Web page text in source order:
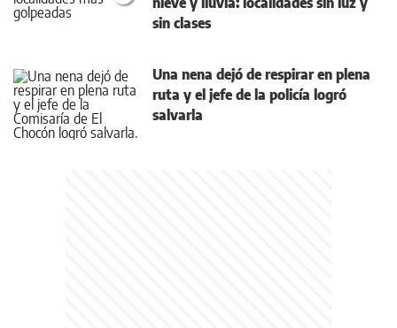
sin clases
Una nena dejó de respirar en plena
ruta y el jefe de la policía logró
salvarla